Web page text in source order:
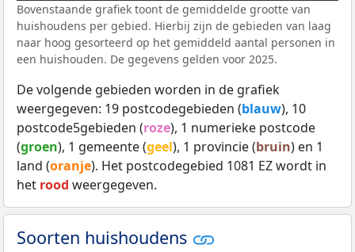
Bovenstaande grafiek toont de gemiddelde grootte van
huishoudens per gebied. Hierbij zijn de gebieden van laag
naar hoog gesorteerd op het gemiddeld aantal personen in
een huishouden. De gegevens gelden voor 2025.
De volgende gebieden worden in de grafiek
weergegeven: 19 postcodegebieden (blauw), 10
postcode5gebieden (roze), 1 numerieke postcode
(groen), 1 gemeente (geel), 1 provincie (bruin) en 1
land (oranje). Het postcodegebied 1081 EZ wordt in
het rood weergegeven.
Soorten huishoudens